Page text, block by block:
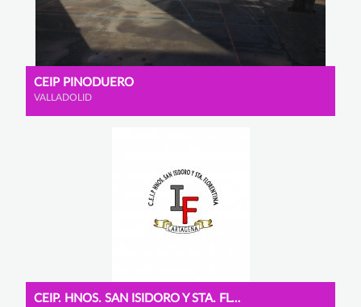
CEIP PINODUERO
VALLADOLID
CEIP. HNOS. SAN ISIDORO Y STA. FLORENTINA